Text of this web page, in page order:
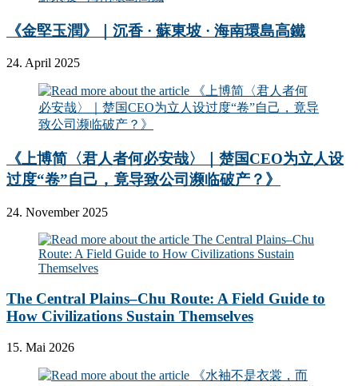
《金堅玉潤》｜沉香 · 蘇東坡 · 海南環島高鐵
24. April 2025
《上博简〈君人者何必安哉〉｜楚国CEO为立人设
过度“卷”自己，竟导致公司濒临破产？》
24. November 2025
The Central Plains–Chu Route: A Field Guide to
How Civilizations Sustain Themselves
15. Mai 2026